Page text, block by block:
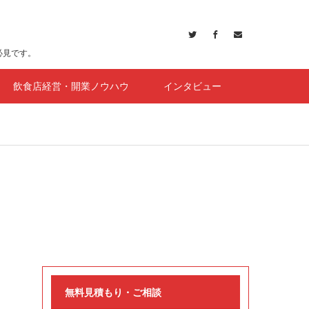
です。
飲食店経営・開業ノウハウ インタビュー
無料見積もり・ご相談